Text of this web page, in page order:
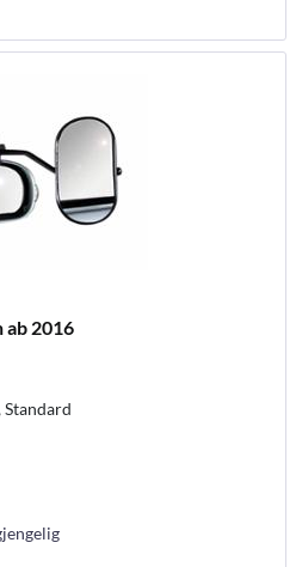
ab 2016
Standard